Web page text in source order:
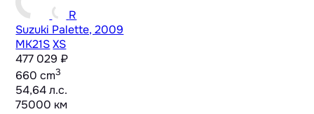
R
Suzuki Palette, 2009
MK21S XS
477 029 ₽
660 cm3
54,64 л.с.
75000 км